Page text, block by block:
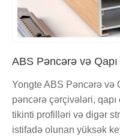
ABS Pəncərə və
Yongte ABS Pəncərə və
pəncərə çərçivələri,
tikinti profilləri və digər
istifadə olunan yüksək